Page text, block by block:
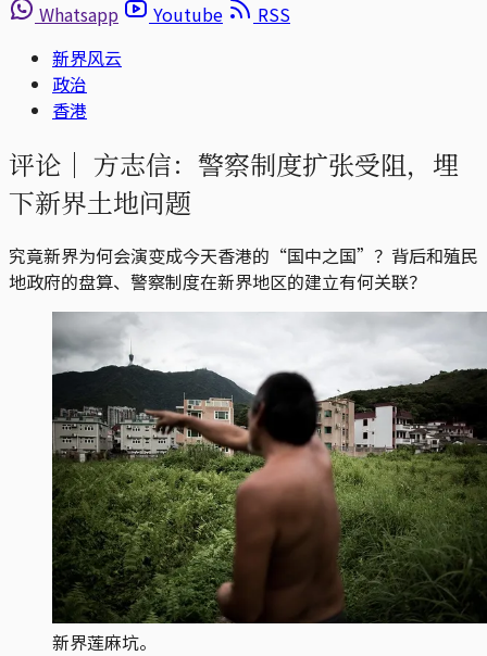
Whatsapp
Youtube
RSS
新界风云
政治
香港
评论｜ 方志信：警察制度扩张受阻，埋
下新界土地问题
究竟新界为何会演变成今天香港的“国中之国”？背后和殖民
地政府的盘算、警察制度在新界地区的建立有何关联？
新界莲麻坑。